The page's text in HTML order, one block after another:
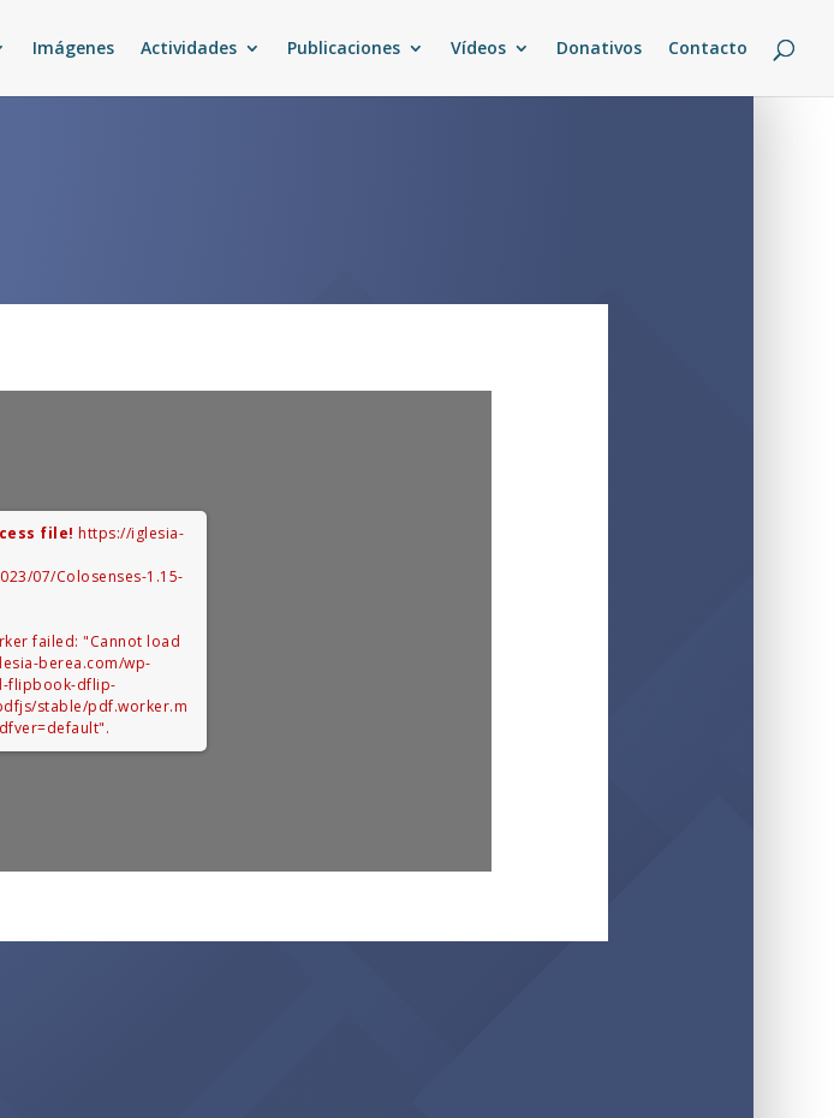
Imágenes Actividades Publicaciones Vídeos Donativos Contacto
file!https://iglesia-
07/Colosenses-1.15-
failed: "Cannot load
berea.com/wp-
flipbook-dflip-
stable/pdf.worker.m